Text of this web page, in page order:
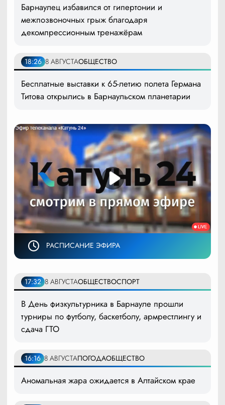
Барнаулец избавился от гипертонии и
межпозвоночных грыж благодаря
декомпрессионным тренажёрам
18:26 8 АВГУСТАОБЩЕСТВО
Бесплатные выставки к 65-летию полета Германа
Титова открылись в Барнаульском планетарии
РАСПИСАНИЕ ЭФИРА
17:32 8 АВГУСТАОБЩЕСТВОСПОРТ
В День физкультурника в Барнауле прошли
турниры по футболу, баскетболу, армрестлингу и
сдача ГТО
16:16 8 АВГУСТАПОГОДАОБЩЕСТВО
Аномальная жара ожидается в Алтайском крае